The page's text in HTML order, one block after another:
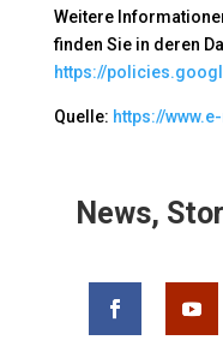
Weitere
finden Sie in deren
https://
Quelle: https://
News,